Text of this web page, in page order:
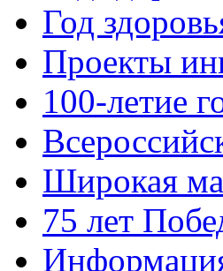
Год
Проекты
100-летие
Широкая
75 лет